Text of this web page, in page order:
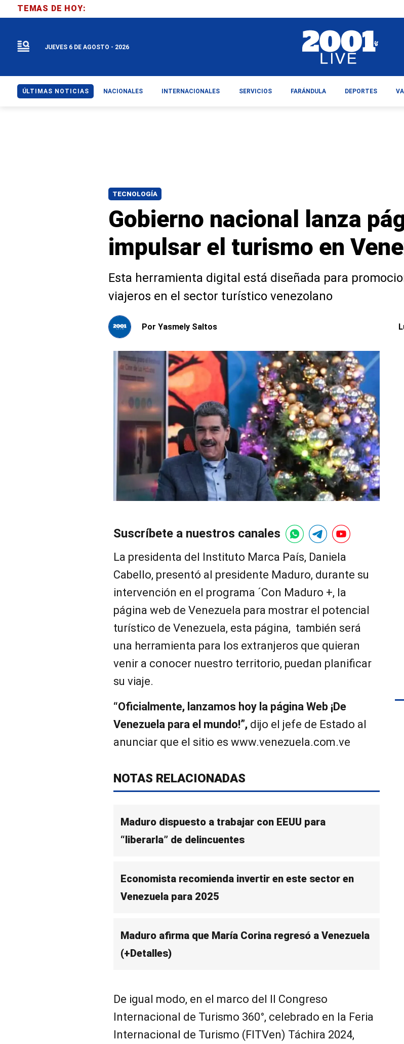
TECNOLOGÍA
Gobierno nacional lanza
impulsar el turismo en
Esta herramienta digital está diseñada para
viajeros en el sector turístico venezolano
Por Yasmely Saltos
Suscríbete a nuestros canales
La presidenta del Instituto Marca País, Daniela
Cabello, presentó al presidente Maduro, durante su
intervención en el programa ´Con Maduro +, la
página web de Venezuela para mostrar el potencial
turístico de Venezuela, esta página, también será
una herramienta para los extranjeros que quieran
venir a conocer nuestro territorio, puedan planificar
su viaje.
“Oficialmente, lanzamos hoy la página Web ¡De
Venezuela para el mundo!”, dijo el jefe de Estado al
anunciar que el sitio es www.venezuela.com.ve
NOTAS RELACIONADAS
Maduro dispuesto a trabajar con EEUU para
“liberarla” de delincuentes
Economista recomienda invertir en este sector en
Venezuela para 2025
Maduro afirma que María Corina regresó a Venezuela
(+Detalles)
De igual modo, en el marco del II Congreso
Internacional de Turismo 360°, celebrado en la Feria
Internacional de Turismo (FITVen) Táchira 2024,
TEMAS DE HOY:
JUEVES 6 DE AGOSTO - 2026
ÚLTIMAS NOTICIAS NACIONALES INTERNACIONALES SERVICIOS FARÁNDULA DEPORTES